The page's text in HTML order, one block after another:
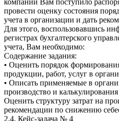
компании Вам поступило
провести оценку состояния
учета в организации и дать
Для этого, воспользовавшись
регистрах бухгалтерского
учета, Вам необходимо:
Содержание задания:
• Оценить порядок
продукции, работ, услуг в
• Описать применяемые в
производство и
Оценить структуру затрат на
рекомендации по снижению
2.4. Кейс-задача № 4